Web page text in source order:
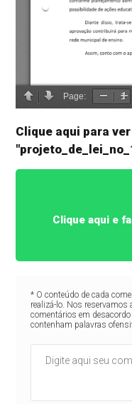
Clique aqui para
Clique aqui e
* O conteúdo de cada
realizá-lo. Nos reservamos
comentários em
contenham palavras